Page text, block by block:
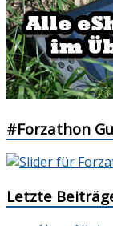
#Forzathon
Letzte